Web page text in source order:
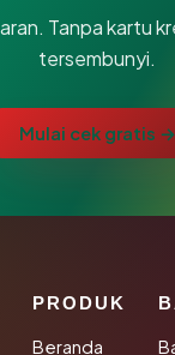
Tanpa kartu
tersembunyi.
Mulai cek gratis →
PRODUK
Beranda